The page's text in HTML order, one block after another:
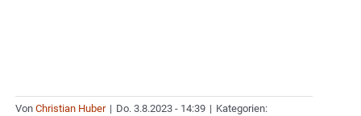
Von Christian Huber | Do. 3.8.2023 - 14:39 | Kategorien: